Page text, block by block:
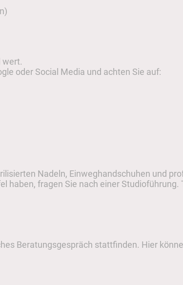
wert.
oder Social Media und achten Sie auf:
Nadeln, Einweghandschuhen und
haben, fragen Sie nach einer
Beratungsgespräch stattfinden. Hier